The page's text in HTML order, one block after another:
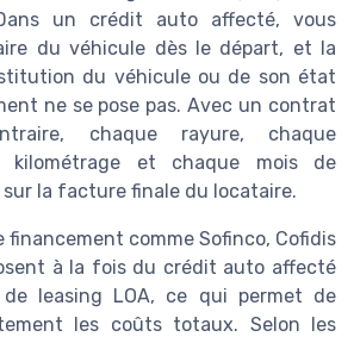
un crédit auto affecté, vous
du véhicule dès le départ, et la
du véhicule ou de son état
ne se pose pas. Avec un contrat
chaque rayure, chaque
kilométrage et chaque mois de
la facture finale du locataire.
financement comme Sofinco, Cofidis
à la fois du crédit auto affecté
leasing LOA, ce qui permet de
les coûts totaux. Selon les